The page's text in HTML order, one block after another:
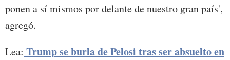
ponen a sí mismos por delante de nuestro gran país',
agregó.
Lea: Trump se burla de Pelosi tras ser absuelto en